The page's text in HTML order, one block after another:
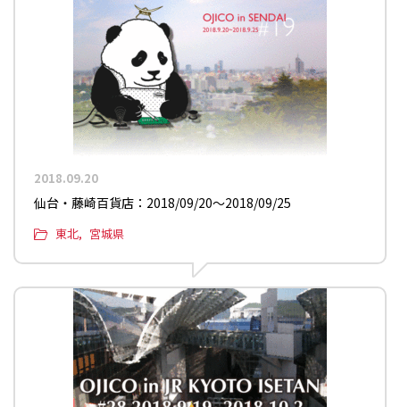
2018.09.20
仙台・藤崎百貨店：2018/09/20〜2018/09/25
東北 宮城県